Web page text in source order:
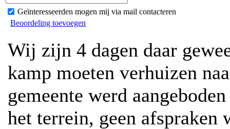
Geïnteresseerden mogen mij via mail contacteren
Beoordeling toevoegen
Wij zijn 4 dagen daar
kamp moeten verhuizen
gemeente werd
het terrein, geen afspraken